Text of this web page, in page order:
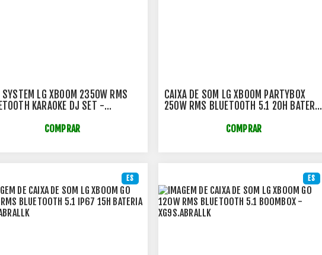
SYSTEM LG XBOOM 2350W RMS
KARAOKE DJ SET -
COMPRAR
CAIXA DE SOM LG XBOOM PARTYBOX
250W RMS BLUETOOTH 5.1 20H BATERIA
COMPRAR
ES ES